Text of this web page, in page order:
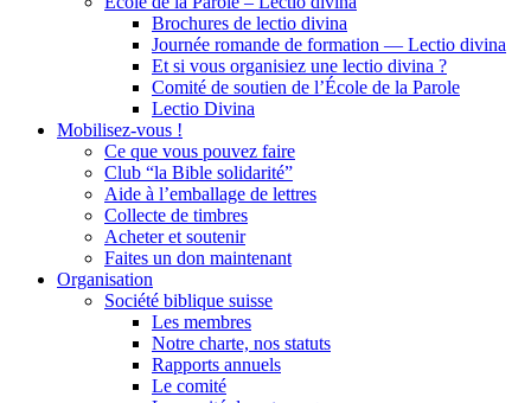
Brochures de lectio divina
Journée romande de formation — Lectio divina
Et si vous organisiez une lectio divina ?
Comité de soutien de l’École de la Parole
Lectio Divina
Mobilisez-vous !
Ce que vous pouvez faire
Club “la Bible solidarité”
Aide à l’emballage de lettres
Collecte de timbres
Acheter et soutenir
Faites un don maintenant
Organisation
Société biblique suisse
Les membres
Notre charte, nos statuts
Rapports annuels
Le comité